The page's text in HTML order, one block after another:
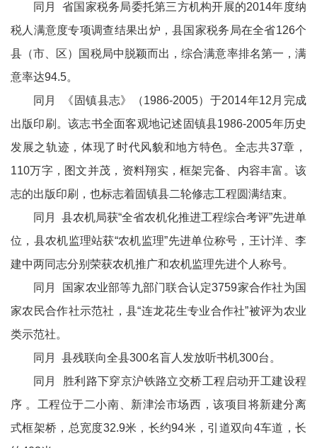
同月 省国家税务局委托第三方机构开展的2014年度纳
税人满意度专项调查结果出炉，县国家税务局在全省126个
县（市、区）国税局中脱颖而出，综合满意率排名第一，满
意率达94.5。
同月 《固镇县志》（1986-2005）于2014年12月完成
出版印刷。该志书全面客观地记述固镇县1986-2005年历史
发展之轨迹，体现了时代风貌和地方特色。全志共37章，
110万字，图文并茂，资料翔实，框架完备、内容丰富。该
志的出版印刷，也标志着固镇县二轮修志工程圆满结束。
同月 县农机局获“全省农机化推进工程综合考评”先进单
位，县农机监理站获“农机监理”先进单位称号，王计洋、李
建中两同志分别荣获农机推广和农机监理先进个人称号。
同月 国家农业部等九部门联合认定3759家合作社为国
家农民合作社示范社，县“连龙花生专业合作社”被评为农业
类示范社。
同月 县残联向全县300名盲人发放听书机300台。
同月 胜利路下穿京沪铁路立交桥工程启动开工建设程
序 。工程位于二小南、新津浍市场西，该项目将新建分离
式框架桥，总宽度32.9米，长约94米，引道双向4车道，长